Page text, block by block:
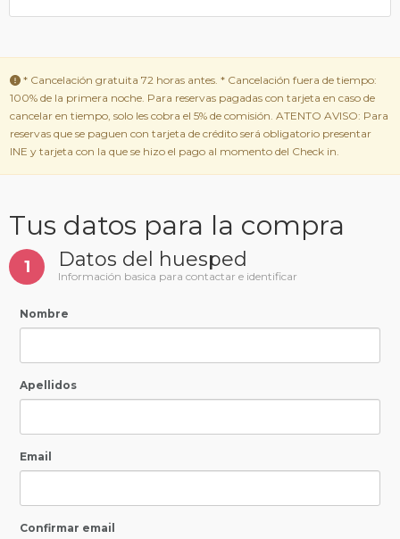
* Cancelación gratuita 72 horas antes. * Cancelación fuera de tiempo:
100% de la primera noche. Para reservas pagadas con tarjeta en caso de
cancelar en tiempo, solo les cobra el 5% de comisión. ATENTO AVISO: Para
reservas que se paguen con tarjeta de crédito será obligatorio presentar
INE y tarjeta con la que se hizo el pago al momento del Check in.
Tus datos para la compra
1 Datos del huesped
Información basica para contactar e identificar
Nombre
Apellidos
Email
Confirmar email